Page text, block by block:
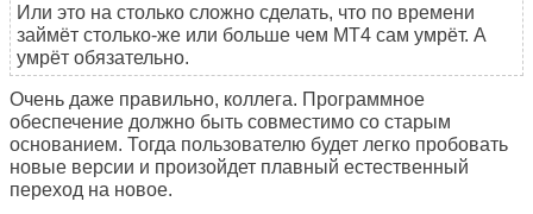
Или это на столько сложно сделать, что по времени
займёт столько-же или больше чем МТ4 сам умрёт. А
умрёт обязательно.
Очень даже правильно, коллега. Программное
обеспечение должно быть совместимо со старым
основанием. Тогда пользователю будет легко пробовать
новые версии и произойдет плавный естественный
переход на новое.